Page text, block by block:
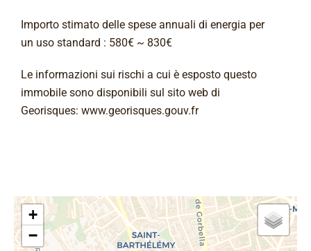
Importo stimato delle spese annuali di energia per
un uso standard : 580€ ~ 830€
Le informazioni sui rischi a cui è esposto questo
immobile sono disponibili sul sito web di
Georisques: www.georisques.gouv.fr
+
−